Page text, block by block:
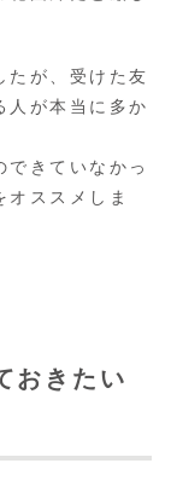
たが、受けた友
人が本当に多か
きていなかっ
ススメしま
おきたい